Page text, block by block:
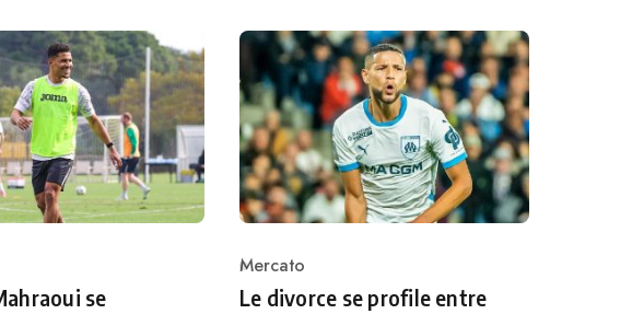
se
Category
Mercato
Le divorce se profile entre